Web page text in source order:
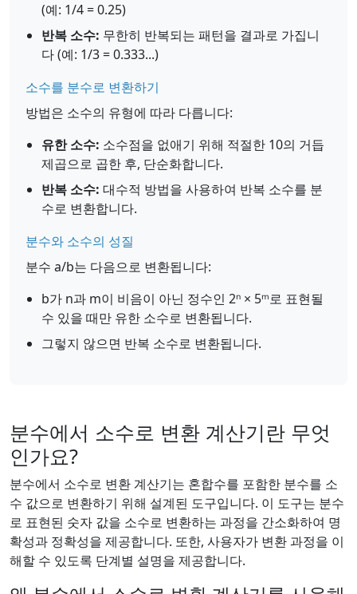
(예: 1/4 = 0.25)
반복 소수: 무한히 반복되는 패턴을 결과로 가집니
다 (예: 1/3 = 0.333...)
소수를 분수로 변환하기
방법은 소수의 유형에 따라 다릅니다:
유한 소수: 소수점을 없애기 위해 적절한 10의 거듭
제곱으로 곱한 후, 단순화합니다.
반복 소수: 대수적 방법을 사용하여 반복 소수를 분
수로 변환합니다.
분수와 소수의 성질
분수 a/b는 다음으로 변환됩니다:
b가 n과 m이 비음이 아닌 정수인 2ⁿ × 5ᵐ로 표현될
수 있을 때만 유한 소수로 변환됩니다.
그렇지 않으면 반복 소수로 변환됩니다.
분수에서 소수로 변환 계산기란 무엇
인가요?
분수에서 소수로 변환 계산기는 혼합수를 포함한 분수를 소
수 값으로 변환하기 위해 설계된 도구입니다. 이 도구는 분수
로 표현된 숫자 값을 소수로 변환하는 과정을 간소화하여 명
확성과 정확성을 제공합니다. 또한, 사용자가 변환 과정을 이
해할 수 있도록 단계별 설명을 제공합니다.